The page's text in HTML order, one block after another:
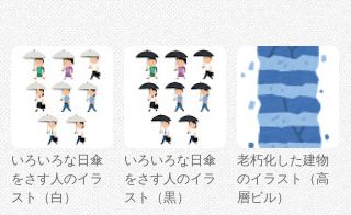
いろいろな日傘
をさす人のイラ
スト（白）
いろいろな日傘
をさす人のイラ
スト（黒）
老朽化した建物
のイラスト（高
層ビル）